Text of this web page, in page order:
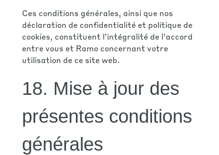
Ces conditions générales, ainsi que nos
déclaration de confidentialité et politique de
cookies, constituent l’intégralité de l’accord
entre vous et Ramo concernant votre
utilisation de ce site web.
18. Mise à jour des
présentes conditions
générales